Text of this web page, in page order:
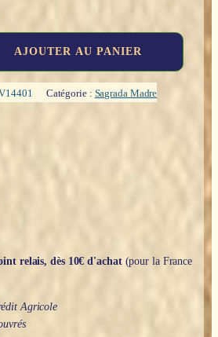
AJOUTER AU PANIER
Catégorie : Sagrada Madre
relais, dès 10€ d'achat(pour la France
Agricole